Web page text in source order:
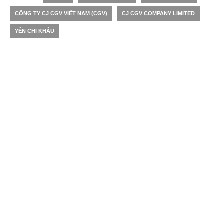
CÔNG TY CJ CGV VIỆT NAM (CGV) CJ CGV COMPANY LIMITED
YÊN CHI KHÂU